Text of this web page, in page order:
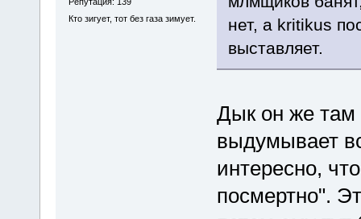
Кто зигует, тот без газа зимует.
нет, а kritikus
выставляет.
Дык он же там
выдумывает
интересно,
посмертно".